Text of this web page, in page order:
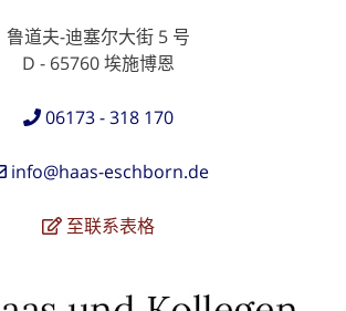
鲁道夫-迪塞尔大街 5 号
D - 65760 埃施博恩
06173 - 318 170
info@haas-eschborn.de
至联系表格